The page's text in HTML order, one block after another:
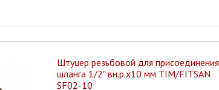
Штуцер резьбовой для присоединения
шланга 1/2" вн.р.х10 мм TIM/FITSAN
SF02-10